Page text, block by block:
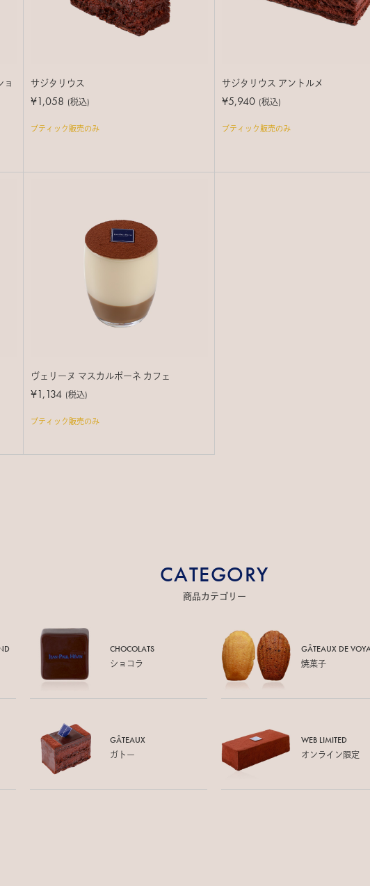
ョ
サジタリウス
¥1,058 (税込)
ブティック販売のみ
サジタリウス アントルメ
¥5,940 (税込)
ブティック販売のみ
ヴェリーヌ マスカルポーネ カフェ
¥1,134 (税込)
ブティック販売のみ
CATEGORY
商品カテゴリー
CHOCOLATS
ショコラ
GÂTEAUX DE
焼菓子
GÂTEAUX
ガトー
WEB LIMITED
オンライン限定